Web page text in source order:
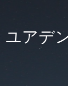
ユアデ